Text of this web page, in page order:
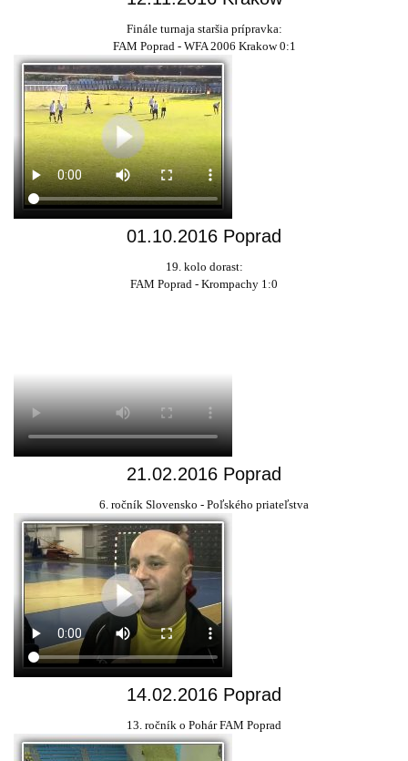
Finále turnaja staršia prípravka:
FAM Poprad - WFA 2006 Krakow 0:1
01.10.2016 Poprad
19. kolo dorast:
FAM Poprad - Krompachy 1:0
21.02.2016 Poprad
6. ročník Slovensko - Poľského priateľstva
14.02.2016 Poprad
13. ročník o Pohár FAM Poprad